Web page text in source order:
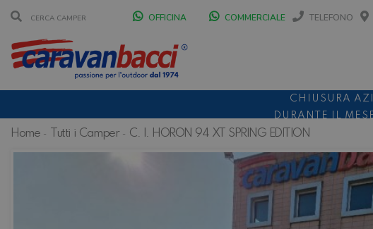
OFFICINA COMMERCIALE TELEFONO
CHIUSURA
DURANTE IL
SCONTO 10%
Home Tutti i Camper C. I. HORON 94 XT SPRING EDITION